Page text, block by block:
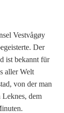
Vestvågøy
Der
ist bekannt für
aller Welt
von der man
Leknes, dem